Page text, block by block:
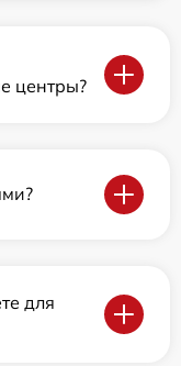
центры?
для